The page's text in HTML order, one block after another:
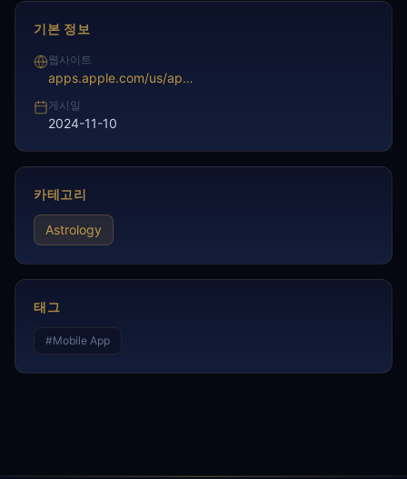
기본 정보
웹사이트
apps.apple.com/us/app/daily-horoscope-reviews/id1638489147
게시일
2024-11-10
카테고리
Astrology
태그
#Mobile App